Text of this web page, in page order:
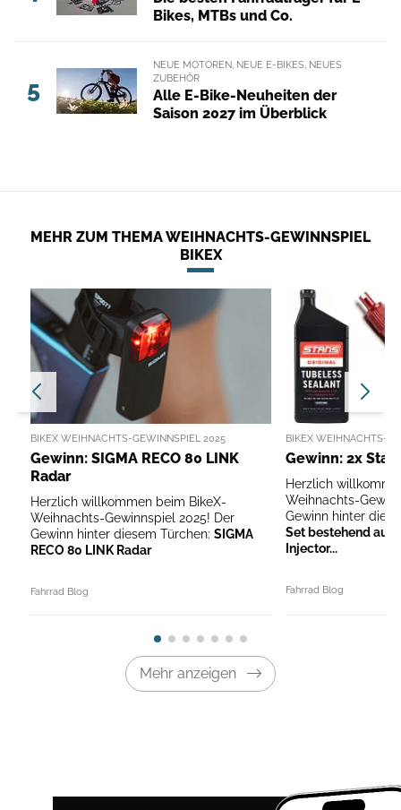
Bikes, MTBs und Co.
5
NEUE MOTOREN, NEUE E-BIKES, NEUES
ZUBEHÖR
Alle E-Bike-Neuheiten der
Saison 2027 im Überblick
MEHR ZUM THEMA WEIHNACHTS-GEWINNSPIEL
BIKEX
BIKEX WEIHNACHTS-GEWINNSPIEL 2025
Gewinn: SIGMA RECO 80 LINK
Radar
Herzlich willkommen beim BikeX-
Weihnachts-Gewinnspiel 2025! Der
Gewinn hinter diesem Türchen: SIGMA
RECO 80 LINK Radar
Fahrrad Blog
BIKEX WEIHNACHTS-
Gewinn: 2x
Herzlich
Weihnachts-
Gewinn hinter
Set bestehend aus
Injector...
Fahrrad Blog
Mehr anzeigen